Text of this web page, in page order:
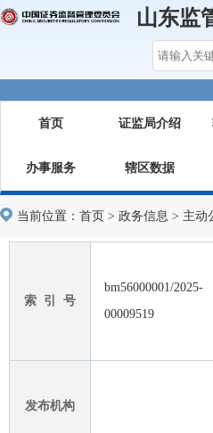
山东监
首页 证监局介绍
办事服务 辖区数据
当前位置： 首页 > 政务信息 > 主动
索 引 号
bm56000001/2025-
00009519
发布机构